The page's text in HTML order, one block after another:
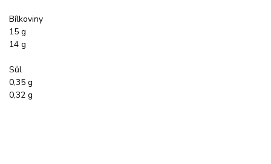
Bílkoviny
15 g
14 g
Sůl
0,35 g
0,32 g